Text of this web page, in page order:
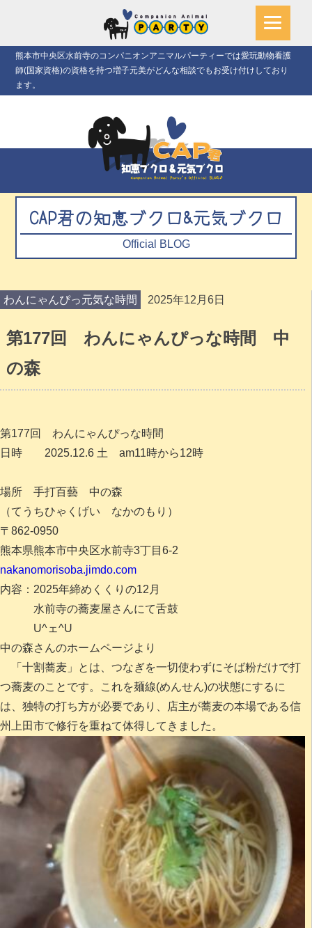
熊本市中央区水前寺のコンパニオンアニマルパーティーでは愛玩動物看護
師(国家資格)の資格を持つ増子元美がどんな相談でもお受け付けしており
ます。
CAP君の知恵ブクロ&元気ブクロ
Official BLOG
わんにゃんぴっ元気な時間 2025年12月6日
第177回 わんにゃんぴっな時間 中
の森
第177回 わんにゃんぴっな時間
日時 2025.12.6 土 am11時から12時
場所 手打百藝 中の森
（てうちひゃくげい なかのもり）
〒862-0950
熊本県熊本市中央区水前寺3丁目6-2
nakanomorisoba.jimdo.com
内容：2025年締めくくりの12月
水前寺の蕎麦屋さんにて舌鼓
U^ェ^U
中の森さんのホームページより
「十割蕎麦」とは、つなぎを一切使わずにそば粉だけで打
つ蕎麦のことです。これを麺線(めんせん)の状態にするに
は、独特の打ち方が必要であり、店主が蕎麦の本場である信
州上田市で修行を重ねて体得してきました。